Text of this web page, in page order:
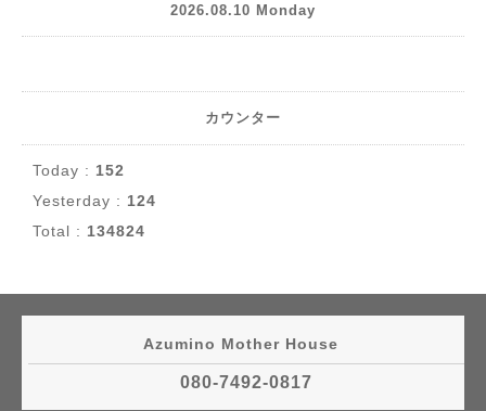
2026.08.10 Monday
カウンター
Today : 152
Yesterday : 124
Total : 134824
Azumino Mother House
080-7492-0817